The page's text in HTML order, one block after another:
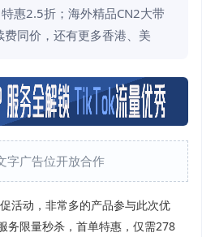
惠2.5折；海外精品CN2大带
同价，还有更多香港、美
字广告位开放合作
活动，非常多的产品参与此次优
务限量秒杀，首单特惠，仅需278